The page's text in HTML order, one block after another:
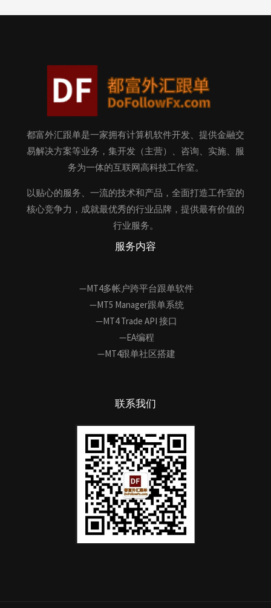
都富外汇跟单是一家拥有计算机软件开发、提供金融交
易解决方案等业务，集开发（主营）、咨询、实施、服
务为一体的互联网高科技工作室。
以贴心的服务、一流的技术和产品，全面打造工作室的
核心竞争力，成就最优秀的行业品牌，提供最有价值的
行业服务。
服务内容
—MT4多帐户跨平台跟单软件
—MT5 Manager跟单系统
—MT4 Trade API 接口
—EA编程
—MT4跟单社区搭建
联系我们